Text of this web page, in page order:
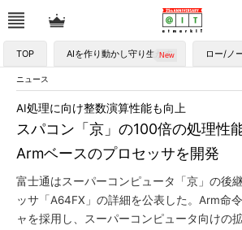
TOP AIを作り動かし守り生かす ロー/ノ
ニュース
スパコン「京」の100倍の処理性
Armベースのプロセッサを開発
AI処理に向け整数演算性能も向上
富士通はスーパーコンピュータ「京」の後
ッサ「A64FX」の詳細を公表した。Arm命
ャを採用し、スーパーコンピュータ向けの